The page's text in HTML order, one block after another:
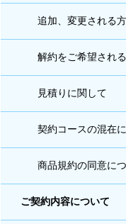
追加、変更される方
解約をご希望され
見積りに関して
契約コースの混在
商品規約の同意に
ご契約内容について